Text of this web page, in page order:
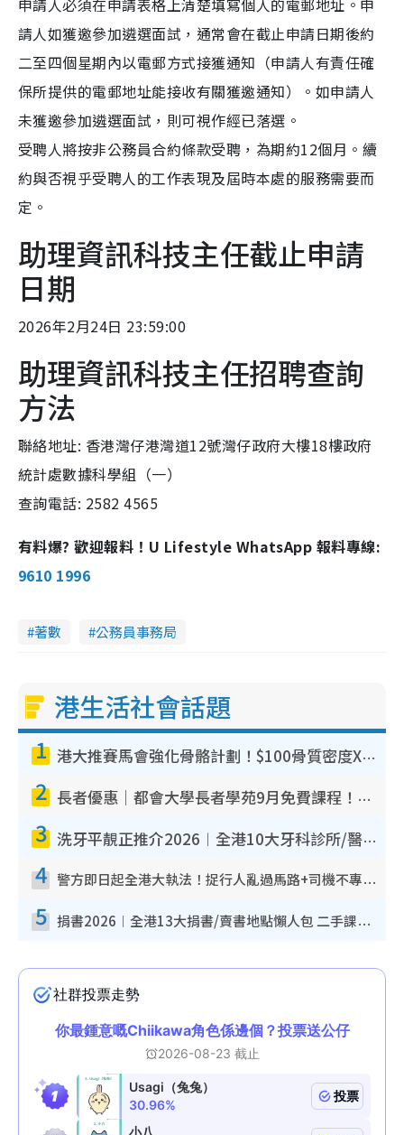
申請人必須在申請表格上清楚填寫個人的電郵地址。申
請人如獲邀參加遴選面試，通常會在截止申請日期後約
二至四個星期內以電郵方式接獲通知（申請人有責任確
保所提供的電郵地址能接收有關獲邀通知）。如申請人
未獲邀參加遴選面試，則可視作經已落選。
受聘人將按非公務員合約條款受聘，為期約12個月。續
約與否視乎受聘人的工作表現及屆時本處的服務需要而
定。
助理資訊科技主任截止申請
日期
2026年2月24日 23:59:00
助理資訊科技主任招聘查詢
方法
聯絡地址: 香港灣仔港灣道12號灣仔政府大樓18樓政府
統計處數據科學組（一）
查詢電話: 2582 4565
有料爆? 歡迎報料！U Lifestyle WhatsApp 報料專線:
9610 1996
著數 公務員事務局
港生活社會話題
1 港大推賽馬會強化骨骼計劃！$100骨質密度X光檢查 完成免費運動訓練送超市禮券！附參加資格
2 長者優惠｜都會大學長者學苑9月免費課程！多媒體/微電影創作/網絡安全 附報名方法教學
3 洗牙平靚正推介2026︱全港10大牙科診所/醫院懶人包 夜診至8點/鎮靜潔牙/醫療券適用
4 警方即日起全港大執法！捉行人亂過馬路+司機不專注駕駛！亂過馬路罰$2000
5 捐書2026︱全港13大捐書/賣書地點懶人包 二手課本最高$150＋舊書換免費咖啡/戲票